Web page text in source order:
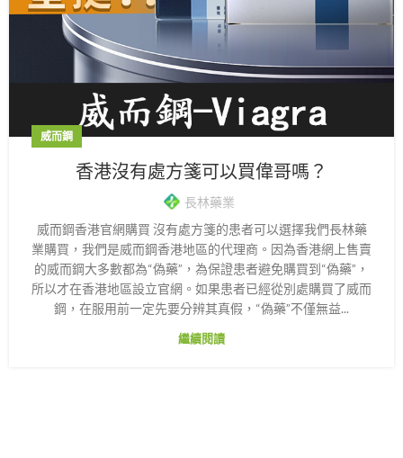
威而鋼
香港沒有處方箋可以買偉哥嗎？
長林藥業
威而鋼香港官網購買 沒有處方箋的患者可以選擇我們長林藥
業購買，我們是威而鋼香港地區的代理商。因為香港網上售賣
的威而鋼大多數都為“偽藥”，為保證患者避免購買到“偽藥”，
所以才在香港地區設立官網。如果患者已經從別處購買了威而
鋼，在服用前一定先要分辨其真假，“偽藥”不僅無益...
繼續閱讀